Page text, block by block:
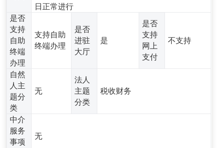
日正常进行
是否
支持
自助
终端
办理
支持自助
终端办理
是否
进驻
大厅
是
是否
支持
网上
支付
不支持
自然
人主
题分
类
无
法人
主题
分类
税收财务
中介
服务
事项
无